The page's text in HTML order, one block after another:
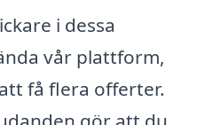
i dessa
vår plattform,
få flera offerter.